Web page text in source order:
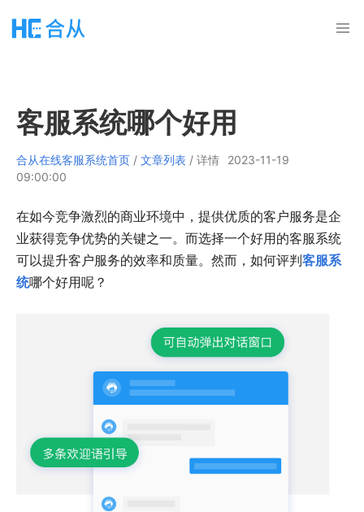
客服系统哪个好用
合从在线客服系统首页 / 文章列表 / 详情
2023-11-19
09:00:00
在如今竞争激烈的商业环境中，提供优质的客户服务是企
业获得竞争优势的关键之一。而选择一个好用的客服系统
可以提升客户服务的效率和质量。然而，如何评判客服系
统哪个好用呢？